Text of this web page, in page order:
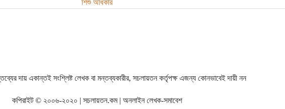
শিশু অধিকার
দায় একান্তই সংশ্লিষ্ট লেখক বা মন্তব্যকারীর, সচলায়তন কর্তৃপক্ষ এজন্য কোনভাবেই দায়ী নন
কপিরাইট © ২০০৬-২০২০ | সচলায়তন.কম | অনলাইন লেখক-সমাবেশ